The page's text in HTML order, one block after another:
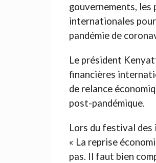
gouvernements,
internationales
pandémie de
Le président
financières
de relance
post-pandémique.
Lors du festival des
« La reprise
pas. Il faut bien